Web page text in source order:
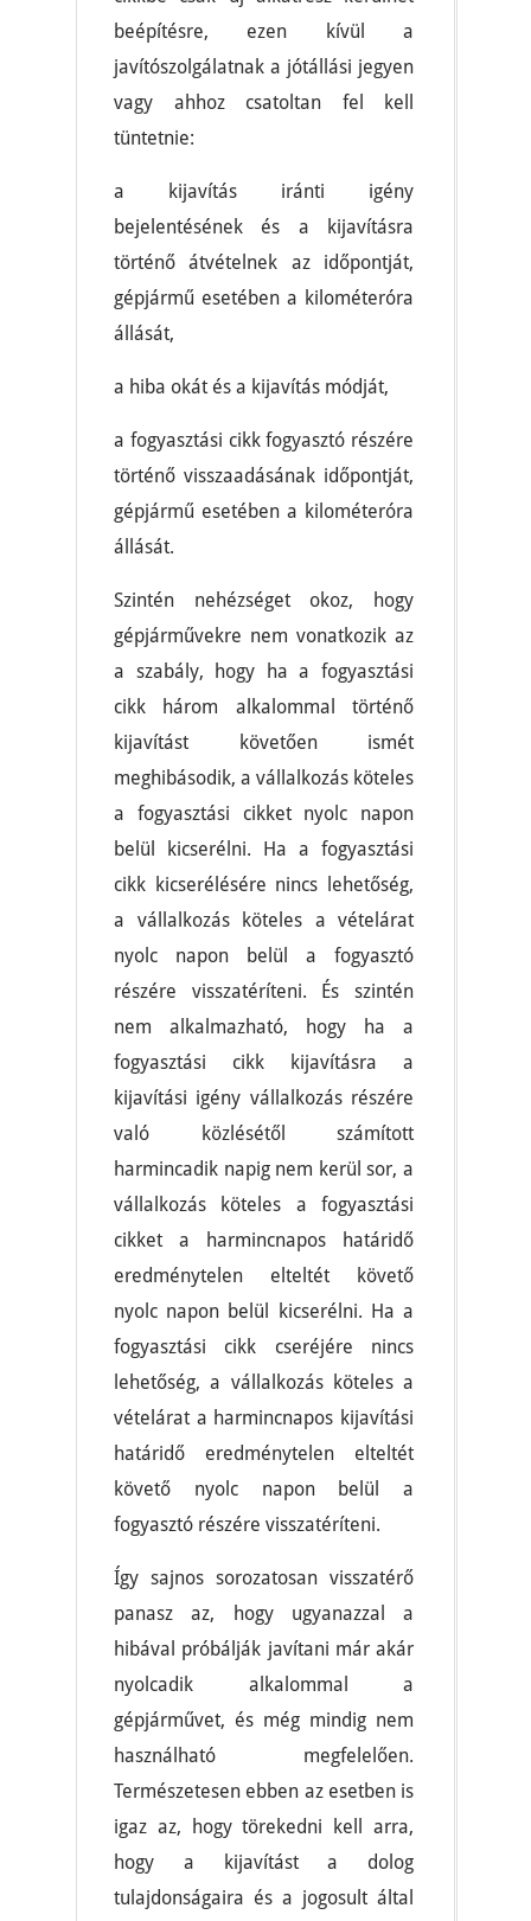
beépítésre, ezen kívül a
javítószolgálatnak a jótállási jegyen
vagy ahhoz csatoltan fel kell
tüntetnie:
a kijavítás iránti igény
bejelentésének és a kijavításra
történő átvételnek az időpontját,
gépjármű esetében a kilométeróra
állását,
a hiba okát és a kijavítás módját,
a fogyasztási cikk fogyasztó részére
történő visszaadásának időpontját,
gépjármű esetében a kilométeróra
állását.
Szintén nehézséget okoz, hogy
gépjárművekre nem vonatkozik az
a szabály, hogy ha a fogyasztási
cikk három alkalommal történő
kijavítást követően ismét
meghibásodik, a vállalkozás köteles
a fogyasztási cikket nyolc napon
belül kicserélni. Ha a fogyasztási
cikk kicserélésére nincs lehetőség,
a vállalkozás köteles a vételárat
nyolc napon belül a fogyasztó
részére visszatéríteni. És szintén
nem alkalmazható, hogy ha a
fogyasztási cikk kijavításra a
kijavítási igény vállalkozás részére
való közlésétől számított
harmincadik napig nem kerül sor, a
vállalkozás köteles a fogyasztási
cikket a harmincnapos határidő
eredménytelen elteltét követő
nyolc napon belül kicserélni. Ha a
fogyasztási cikk cseréjére nincs
lehetőség, a vállalkozás köteles a
vételárat a harmincnapos kijavítási
határidő eredménytelen elteltét
követő nyolc napon belül a
fogyasztó részére visszatéríteni.
Így sajnos sorozatosan visszatérő
panasz az, hogy ugyanazzal a
hibával próbálják javítani már akár
nyolcadik alkalommal a
gépjárművet, és még mindig nem
használható megfelelően.
Természetesen ebben az esetben is
igaz az, hogy törekedni kell arra,
hogy a kijavítást a dolog
tulajdonságaira és a jogosult által